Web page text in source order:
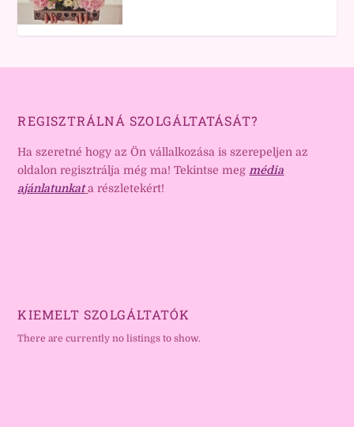
REGISZTRÁLNÁ SZOLGÁLTATÁSÁT?
Ha szeretné hogy az Ön vállalkozása is szerepeljen az
oldalon regisztrálja még ma! Tekintse meg média
ajánlatunkat a részletekért!
KIEMELT SZOLGÁLTATÓK
There are currently no listings to show.